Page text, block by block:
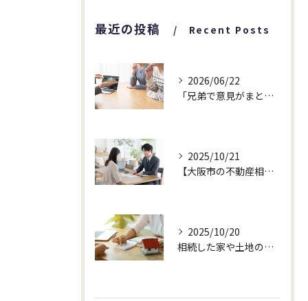
最近の投稿 Recent Posts
2026/06/22
「兄弟で意見がまとまらなくて…」相続した家についてのご相談
2025/10/21
【大阪市の不動産相続でお悩みの方へ】まだ売るか迷っていても、査定だけで大丈夫です!
2025/10/20
相続した家や土地の査定依頼が増えています！